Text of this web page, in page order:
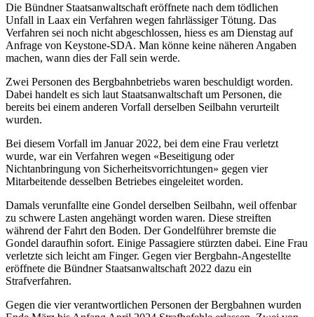
Die Bündner Staatsanwaltschaft eröffnete nach dem tödlichen
Unfall in Laax ein Verfahren wegen fahrlässiger Tötung. Das
Verfahren sei noch nicht abgeschlossen, hiess es am Dienstag auf
Anfrage von Keystone-SDA. Man könne keine näheren Angaben
machen, wann dies der Fall sein werde.
Zwei Personen des Bergbahnbetriebs waren beschuldigt worden.
Dabei handelt es sich laut Staatsanwaltschaft um Personen, die
bereits bei einem anderen Vorfall derselben Seilbahn verurteilt
wurden.
Bei diesem Vorfall im Januar 2022, bei dem eine Frau verletzt
wurde, war ein Verfahren wegen «Beseitigung oder
Nichtanbringung von Sicherheitsvorrichtungen» gegen vier
Mitarbeitende desselben Betriebes eingeleitet worden.
Damals verunfallte eine Gondel derselben Seilbahn, weil offenbar
zu schwere Lasten angehängt worden waren. Diese streiften
während der Fahrt den Boden. Der Gondelführer bremste die
Gondel daraufhin sofort. Einige Passagiere stürzten dabei. Eine Frau
verletzte sich leicht am Finger. Gegen vier Bergbahn-Angestellte
eröffnete die Bündner Staatsanwaltschaft 2022 dazu ein
Strafverfahren.
Gegen die vier verantwortlichen Personen der Bergbahnen wurden